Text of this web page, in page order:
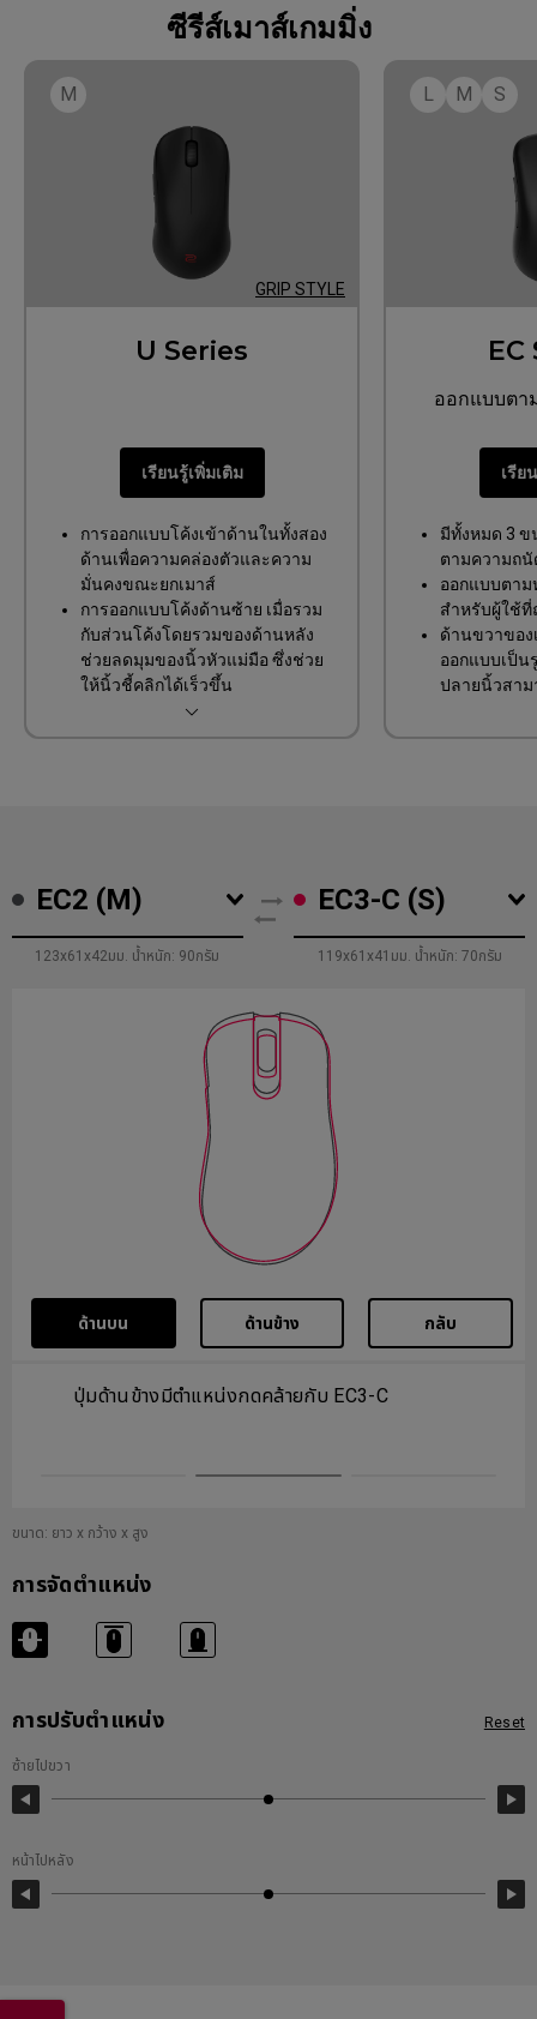
ซีรีส์เมาส์เกมมิ่ง
M
GRIP STYLE
U Series
ด้านข้างโค้งมน เคลื่อนไหวคล่อง
เรียนรู้เพิ่มเติม
การออกแบบโค้งเข้าด้านในทั้งสอง
ด้านเพื่อความคล่องตัวและความ
มั่นคงขณะยกเมาส์
การออกแบบโค้งด้านซ้าย เมื่อรวม
กับส่วนโค้งโดยรวมของด้านหลัง
ช่วยลดมุมของนิ้วหัวแม่มือ ซึ่งช่วย
ให้นิ้วชี้คลิกได้เร็วขึ้น
การออกแบบโค้งด้านขวาช่วยให้
วางนิ้วนางได้สะดวก ซึ่งส่งเสริม
L M S
EC
ออกแบบตา
เรีย
มีทั้งหมด 3 ข
ตามความถนั
ออกแบบตา
สำหรับผู้ใช้
ด้านขวาของ
ออกแบบเป็น
ปลายนิ้วสาม
สะดุด
EC2 (M)
123x61x42มม. น้ำหนัก: 90กรัม
EC3-C (S)
119x61x41มม. น้ำหนัก: 70กรัม
ด้านบน ด้านข้าง กลับ
ปุ่มด้านข้างมีตำแหน่งกดคล้ายกับ EC3-C
ขนาด: ยาว x กว้าง x สูง
การจัดตำแหน่ง
การปรับตำแหน่ง Reset
ซ้ายไปขวา
หน้าไปหลัง